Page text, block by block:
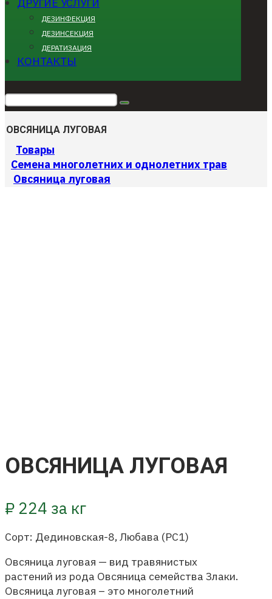
ДРУГИЕ УСЛУГИ
ДЕЗИНФЕКЦИЯ
ДЕЗИНСЕКЦИЯ
ДЕРАТИЗАЦИЯ
КОНТАКТЫ
ОВСЯНИЦА ЛУГОВАЯ
Товары
Cемена многолетних и однолетних трав
Овсяница луговая
ОВСЯНИЦА ЛУГОВАЯ
₽ 224 за кг
Сорт: Дединовская-8, Любава (РС1)
Овсяница луговая — вид травянистых
растений из рода Овсяница семейства Злаки.
Овсяница луговая – это многолетний